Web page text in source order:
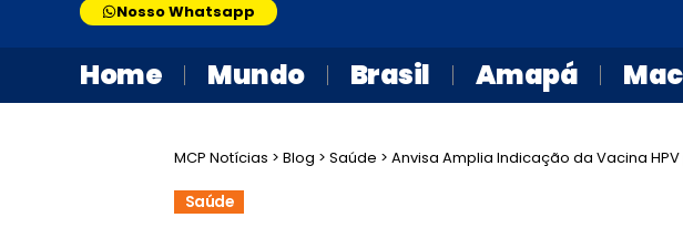
Nosso Whatsapp
Home Mundo Brasil Amapá
MCP Notícias > Blog > Saúde > Anvisa Amplia Indicação da Vacina HPV para
Saúde